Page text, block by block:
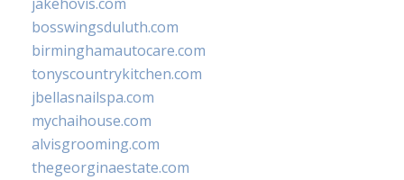
bosswingsduluth.com
birminghamautocare.com
tonyscountrykitchen.com
jbellasnailspa.com
mychaihouse.com
alvisgrooming.com
thegeorginaestate.com